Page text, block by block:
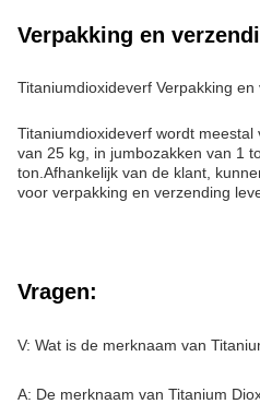
Verpakking en
Titaniumdioxideverf Verpakking en
Titaniumdioxideverf wordt
van 25 kg, in jumbozakken van 1
ton.Afhankelijk van de klant,
voor verpakking en verzending
Vragen:
V: Wat is de merknaam van
A: De merknaam van Titanium